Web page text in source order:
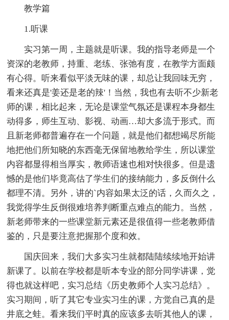
教学篇
1.听课
实习第一周，主题就是听课。我的指导老师是一个
资深的老教师，持重、老练、张弛有度，在教学方面颇
有心得。听来看似平淡无味的课，却总让我回味无穷，
看来还真是'姜还是老的辣'！当然，我也有去听不少新老
师的课，相比起来，无论是课堂气氛还是课程本身都生
动得多，师生互动、影视、动画…却大多流于形式。而
且新老师都普遍存在一个问题，就是他们都想竭尽所能
地把他们所知晓的东西毫无保留地教给学生，所以课堂
内容都显得相当厚实，教师语速也相对快很多。但是遗
憾的是他们毕竟高估了学生们的接纳能力，多反倒什么
都理不清。另外，讲的`内容如果太泛的话，久而久之，
我觉得学生反倒很难培养判断重点难点的能力。当然，
新老师带来的一些课堂新元素还是很值得一些老教师借
鉴的，只是要注意把握那个度和效。
国庆回来，我们大多实习生就都陆陆续续地开始讲
新课了。以前在学校都是听本专业的部分同学讲课，觉
得也就这样吧，实习总结《历史教师个人实习总结》。
实习期间，听了其它专业实习生的课，方觉自己真的是
井底之蛙。看来我们平时真的应该多去听其他人的课，